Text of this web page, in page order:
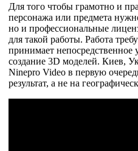
Для того чтобы грамотно и
персонажа или предмета
но и профессиональные
для такой работы. Работа
принимает непосредственное
создание 3D моделей. Киев,
Ninepro Video в первую
результат, а не на